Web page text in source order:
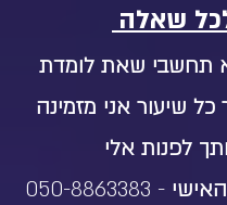
שאלה
תחשבי שאת לומדת
שיעור אני מזמינה
לפנות אלי
-
050-8863383